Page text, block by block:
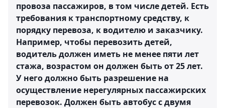
провоза пассажиров, в том числе детей. Есть
требования к транспортному средству, к
порядку перевоза, к водителю и заказчику.
Например, чтобы перевозить детей,
водитель должен иметь не менее пяти лет
стажа, возрастом он должен быть от 25 лет.
У него должно быть разрешение на
осуществление нерегулярных пассажирских
перевозок. Должен быть автобус с двумя